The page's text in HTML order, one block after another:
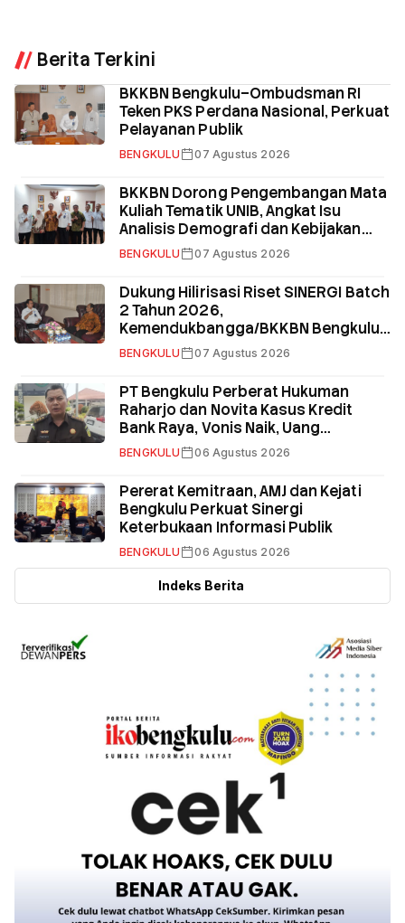
Berita Terkini
BKKBN Bengkulu–Ombudsman RI
Teken PKS Perdana Nasional, Perkuat
Pelayanan Publik
BENGKULU 07 Agustus 2026
BKKBN Dorong Pengembangan Mata
Kuliah Tematik UNIB, Angkat Isu
Analisis Demografi dan Kebijakan
Kependudukan
BENGKULU 07 Agustus 2026
Dukung Hilirisasi Riset SINERGI Batch
2 Tahun 2026,
Kemendukbangga/BKKBN Bengkulu
Gandeng UNIB
BENGKULU 07 Agustus 2026
PT Bengkulu Perberat Hukuman
Raharjo dan Novita Kasus Kredit
Bank Raya, Vonis Naik, Uang
Pengganti Total Rp58,8 Miliar
BENGKULU 06 Agustus 2026
Pererat Kemitraan, AMJ dan Kejati
Bengkulu Perkuat Sinergi
Keterbukaan Informasi Publik
BENGKULU 06 Agustus 2026
Indeks Berita